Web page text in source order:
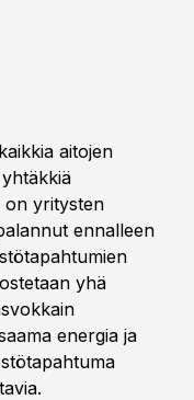
aitojen
on yritysten
ennalleen
yhä
energia ja